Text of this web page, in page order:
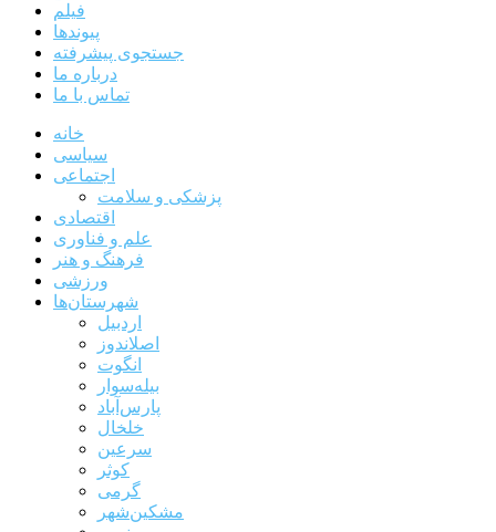
فیلم
پیوندها
جستجوی پیشرفته
درباره ما
تماس با ما
خانه
سیاسی
اجتماعی
پزشکی و سلامت
اقتصادی
علم و فناوری
فرهنگ و هنر
ورزشی
شهرستان‌ها
اردبیل
اصلاندوز
انگوت
بیله‌سوار
پارس‌آباد
خلخال
سرعین
کوثر
گرمی
مشکین‌شهر